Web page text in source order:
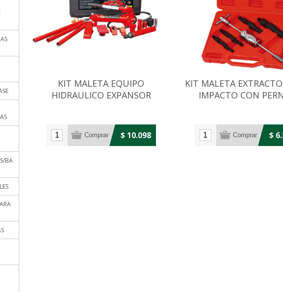
KIT MALETA EQUIPO
HIDRAULICO EXPANSOR
$ 10.098
KIT MALETA
IMPACTO CON
$
BA